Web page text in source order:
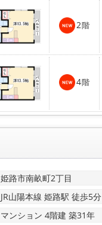
2階
4階
姫路市南畝町2丁目
JR山陽本線 姫路駅 徒歩5分
マンション 4階建 築31年